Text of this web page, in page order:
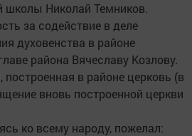
школы Николай Темников.
за содействие в деле
духовенства в районе
района Вячеславу Козлову.
построенная в районе церковь (в
вновь построенной церкви
ко всему народу, пожелал: